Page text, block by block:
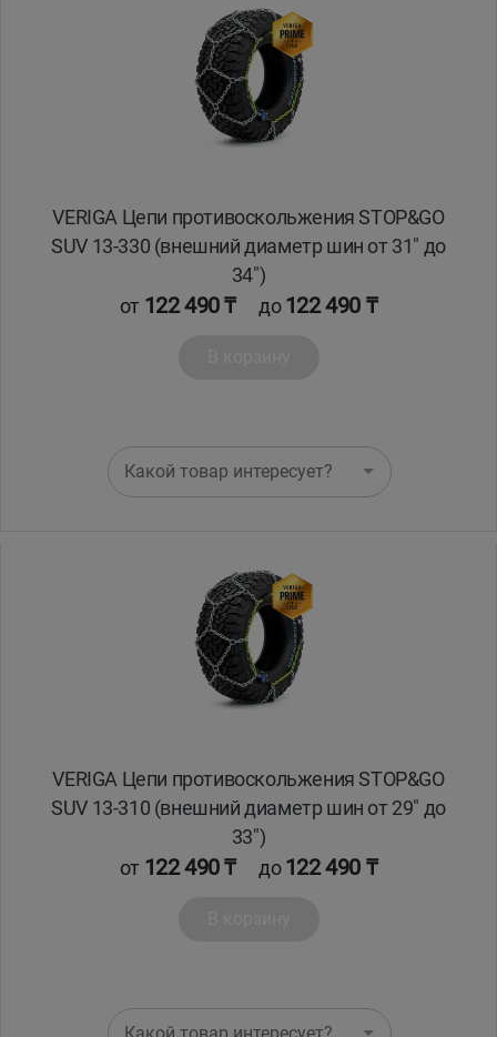
VERIGA Цепи противоскольжения STOP&GO
SUV 13-330 (внешний диаметр шин от 31" до
34")
от 122 490 ₸ до122 490 ₸
Какой товар интересует?
VERIGA Цепи противоскольжения STOP&GO
SUV 13-310 (внешний диаметр шин от 29" до
33")
от 122 490 ₸ до122 490 ₸